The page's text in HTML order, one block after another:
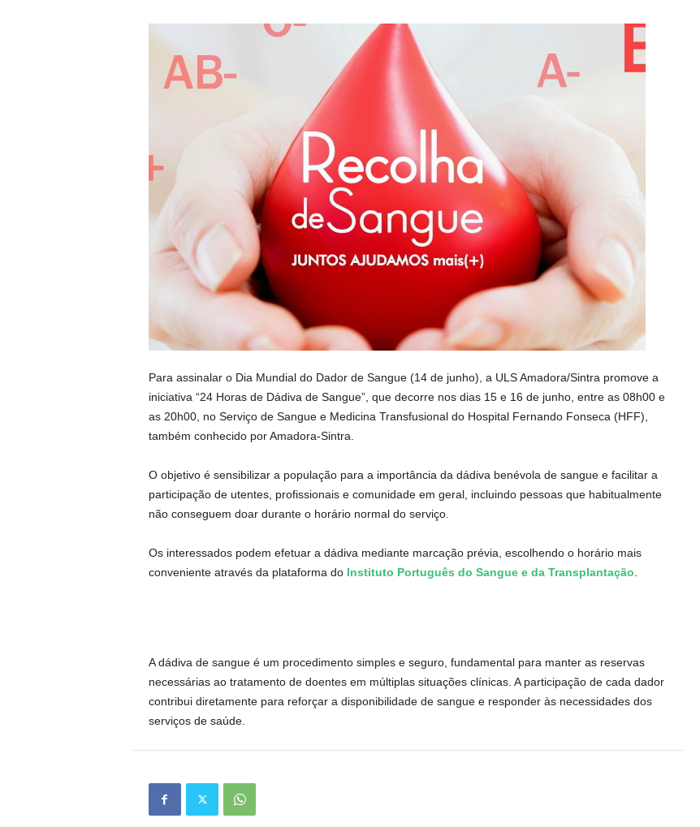
Para assinalar o Dia Mundial do Dador de Sangue (14 de junho), a ULS Amadora/Sintra promove a
iniciativa “24 Horas de Dádiva de Sangue”, que decorre nos dias 15 e 16 de junho, entre as 08h00 e
as 20h00, no Serviço de Sangue e Medicina Transfusional do Hospital Fernando Fonseca (HFF),
também conhecido por Amadora-Sintra.
O objetivo é sensibilizar a população para a importância da dádiva benévola de sangue e facilitar a
participação de utentes, profissionais e comunidade em geral, incluindo pessoas que habitualmente
não conseguem doar durante o horário normal do serviço.
Os interessados podem efetuar a dádiva mediante marcação prévia, escolhendo o horário mais
conveniente através da plataforma do Instituto Português do Sangue e da Transplantação
A dádiva de sangue é um procedimento simples e seguro, fundamental para manter as reservas
necessárias ao tratamento de doentes em múltiplas situações clínicas. A participação de cada dador
contribui diretamente para reforçar a disponibilidade de sangue e responder às necessidades dos
serviços de saúde.